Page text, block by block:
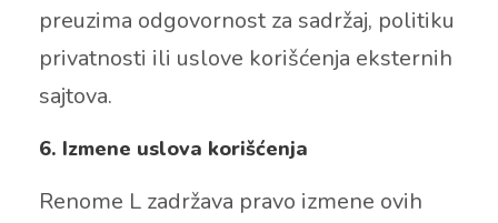
preuzima odgovornost za sadržaj, politiku
privatnosti ili uslove korišćenja eksternih
sajtova.
6. Izmene uslova korišćenja
Renome L zadržava pravo izmene ovih